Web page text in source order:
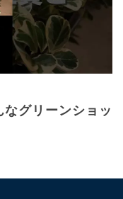
グリーンショッ